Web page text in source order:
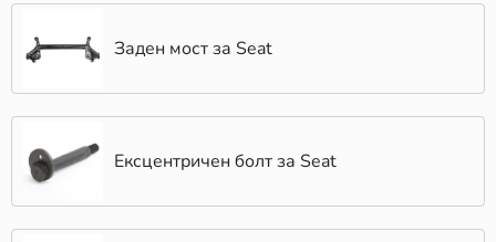
Заден мост за Seat
Ексцентричен болт за Seat